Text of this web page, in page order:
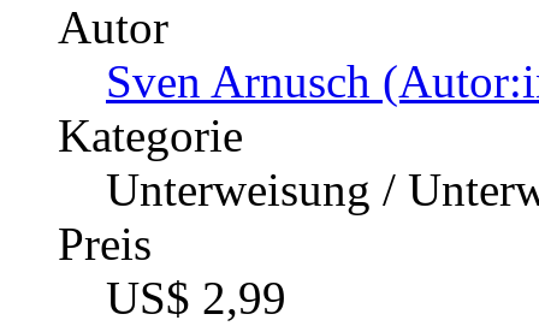
Autor
Sven Arnusch
Kategorie
Unterweisung /
Preis
US$ 2,99